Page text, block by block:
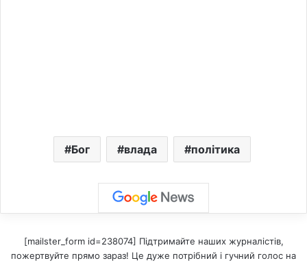
Бог влада політика
[mailster_form id=238074] Підтримайте наших журналістів,
пожертвуйте прямо зараз! Це дуже потрібний і гучний голос на